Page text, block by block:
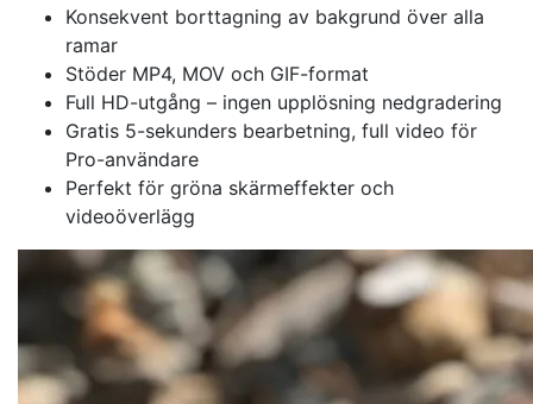
Konsekvent borttagning av bakgrund över alla
ramar
Stöder MP4, MOV och GIF-format
Full HD-utgång – ingen upplösning nedgradering
Gratis 5-sekunders bearbetning, full video för
Pro-användare
Perfekt för gröna skärmeffekter och
videoöverlägg